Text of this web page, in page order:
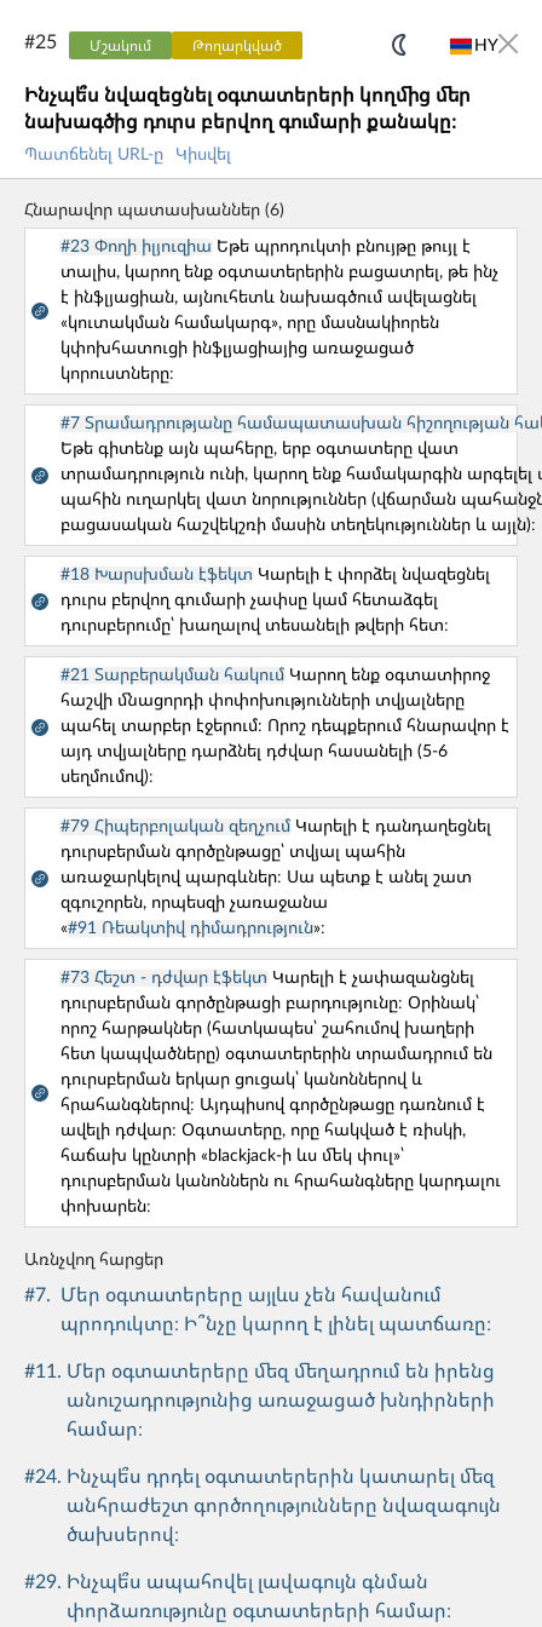
UX CORE GUIDE
PERSONA
Bob - AI Assistant
Մեր նախագծերը
#25 Մշակում Թողարկված HY
Ինչպե՞ս նվազեցնել օգտատերերի կողմից մեր
նախագծից դուրս բերվող գումարի քանակը։
Պատճենել URL-ը Կիսվել
Հնարավոր պատասխաններ (6)
#23 Փողի իլյուզիա Եթե պրոդուկտի բնույթը թույլ է
տալիս, կարող ենք օգտատերերին բացատրել, թե ինչ
է ինֆլյացիան, այնուհետև նախագծում ավելացնել
«կուտակման համակարգ», որը մասնակիորեն
կփոխհատուցի ինֆլյացիայից առաջացած
կորուստները։
#7 Տրամադրությանը համապատասխան հիշողության
Եթե գիտենք այն պահերը, երբ օգտատերը վատ
տրամադրություն ունի, կարող ենք համակարգին արգելել
պահին ուղարկել վատ նորություններ (վճարման
բացասական հաշվեկշռի մասին տեղեկություններ և այլն)։
#18 Խարսխման էֆեկտ Կարելի է փորձել նվազեցնել
դուրս բերվող գումարի չափսը կամ հետաձգել
դուրսբերումը՝ խաղալով տեսանելի թվերի հետ։
#21 Տարբերակման հակում Կարող ենք օգտատիրոջ
հաշվի մնացորդի փոփոխությունների տվյալները
պահել տարբեր էջերում։ Որոշ դեպքերում հնարավոր է
այդ տվյալները դարձնել դժվար հասանելի (5-6
սեղմումով)։
#79 Հիպերբոլական զեղչում Կարելի է դանդաղեցնել
դուրսբերման գործընթացը՝ տվյալ պահին
առաջարկելով պարգևներ։ Սա պետք է անել շատ
զգուշորեն, որպեսզի չառաջանա
«#91 Ռեակտիվ դիմադրություն»։
#73 Հեշտ - դժվար էֆեկտ Կարելի է չափազանցնել
դուրսբերման գործընթացի բարդությունը։ Օրինակ՝
որոշ հարթակներ (հատկապես՝ շահումով խաղերի
հետ կապվածները) օգտատերերին տրամադրում են
դուրսբերման երկար ցուցակ՝ կանոններով և
հրահանգներով։ Այդպիսով գործընթացը դառնում է
ավելի դժվար։ Օգտատերը, որը հակված է ռիսկի,
հաճախ կընտրի «blackjack-ի ևս մեկ փուլ»՝
դուրսբերման կանոններն ու հրահանգները կարդալու
փոխարեն։
Առնչվող հարցեր
#7.
Մեր օգտատերերը այլևս չեն հավանում
պրոդուկտը։ Ի՞նչը կարող է լինել պատճառը։
#11 . Մեր օգտատերերը մեզ մեղադրում են իրենց
անուշադրությունից առաջացած խնդիրների
համար։
#24. Ինչպե՞ս դրդել օգտատերերին կատարել մեզ
անհրաժեշտ գործողությունները նվազագույն
ծախսերով։
#29. Ինչպե՞ս ապահովել լավագույն գնման
փորձառությունը օգտատերերի համար։
UX CORE GUIDE
UXCG-ը անվճար գործիք է, որը օգնում է հասկանալ
պրոդուկտ և պրոյեկտ մենեջմենթի ամենատարածված
խնդիրները՝ կոգնիտիվ գիտության և վարքագծային
տնտեսագիտության տեսանկյունից։
ԸՆՏՐԵՔ ՁԵՐ ՊՐՈՅԵԿՏԻ ՓՈՒԼԸ
Պրոդուկտի փուլը Բոլոր հարցերը
Թիմի կազմավորում Մշակում
Մարքեթինգ/ԲԶ Թողարկված
Մոնիթորինգ
Թիմի կազմավորում
#10. Օգտատերերը բողոքում են մեր
սպասարկման ծառայության որակից։
Թիմի կազմավորում
#30. Ի՞նչ սխալներ ենք թույլ տալիս
պրոդուկտի վերլուծական տվյալների հետ
աշխատելիս։
#41. Ի՞նչ անել երբ մեր գործընկերների
համառությունը վնասում է աշխատանքին։
Թիմի կազմավորում
#43. Ի՞նչ հաշվի առնել, երբ պլանավորում ենք
պրոդուկտի թողարկումներ։
Թիմի կազմավորում
#45. Ի՞նչ անել, եթե մեր թիմի որոշ անդամներ
չեն արտահայտում իրենց կարծիքը։